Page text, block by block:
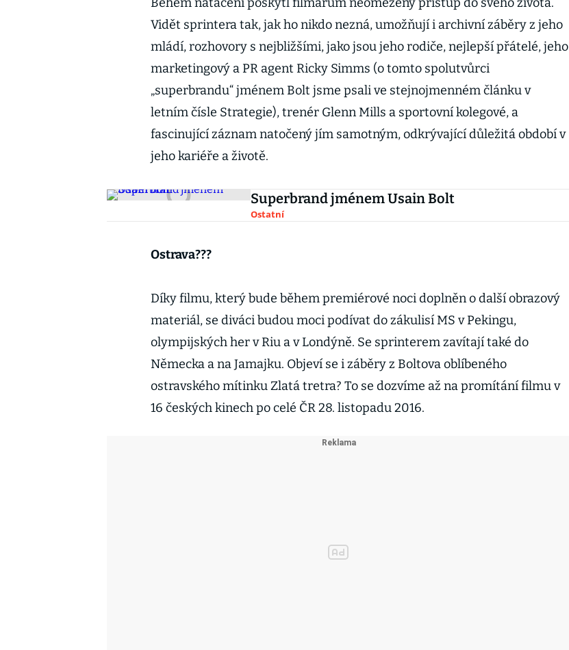
Vidět sprintera tak, jak ho nikdo nezná, umožňují i archivní záběry z jeho
mládí, rozhovory s nejbližšími, jako jsou jeho rodiče, nejlepší přátelé, jeho
marketingový a PR agent Ricky Simms (o tomto spolutvůrci
„superbrandu“ jménem Bolt jsme psali ve stejnojmenném článku v
letním čísle Strategie), trenér Glenn Mills a sportovní kolegové, a
fascinující záznam natočený jím samotným, odkrývající důležitá období v
jeho kariéře a životě.
Superbrand jménem Usain Bolt
Ostatní
Ostrava???
Díky filmu, který bude během premiérové noci doplněn o další obrazový
materiál, se diváci budou moci podívat do zákulisí MS v Pekingu,
olympijských her v Riu a v Londýně. Se sprinterem zavítají také do
Německa a na Jamajku. Objeví se i záběry z Boltova oblíbeného
ostravského mítinku Zlatá tretra? To se dozvíme až na promítání filmu v
16 českých kinech po celé ČR 28. listopadu 2016.